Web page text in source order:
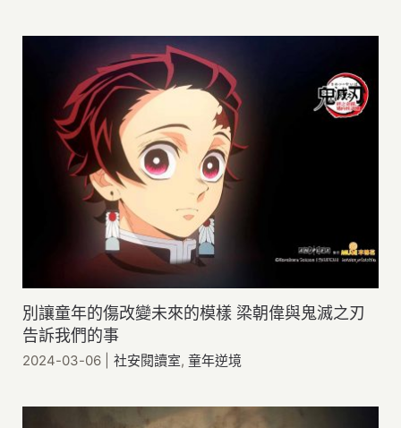
別讓童年的傷改變未來的模樣 梁朝偉與鬼滅之刃
告訴我們的事
2024-03-06 社安閱讀室,童年逆境